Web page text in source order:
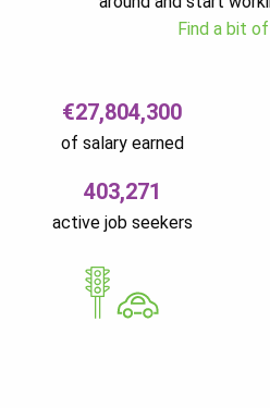
Find a bit
€27,804,300
of salary earned
403,271
active job seekers